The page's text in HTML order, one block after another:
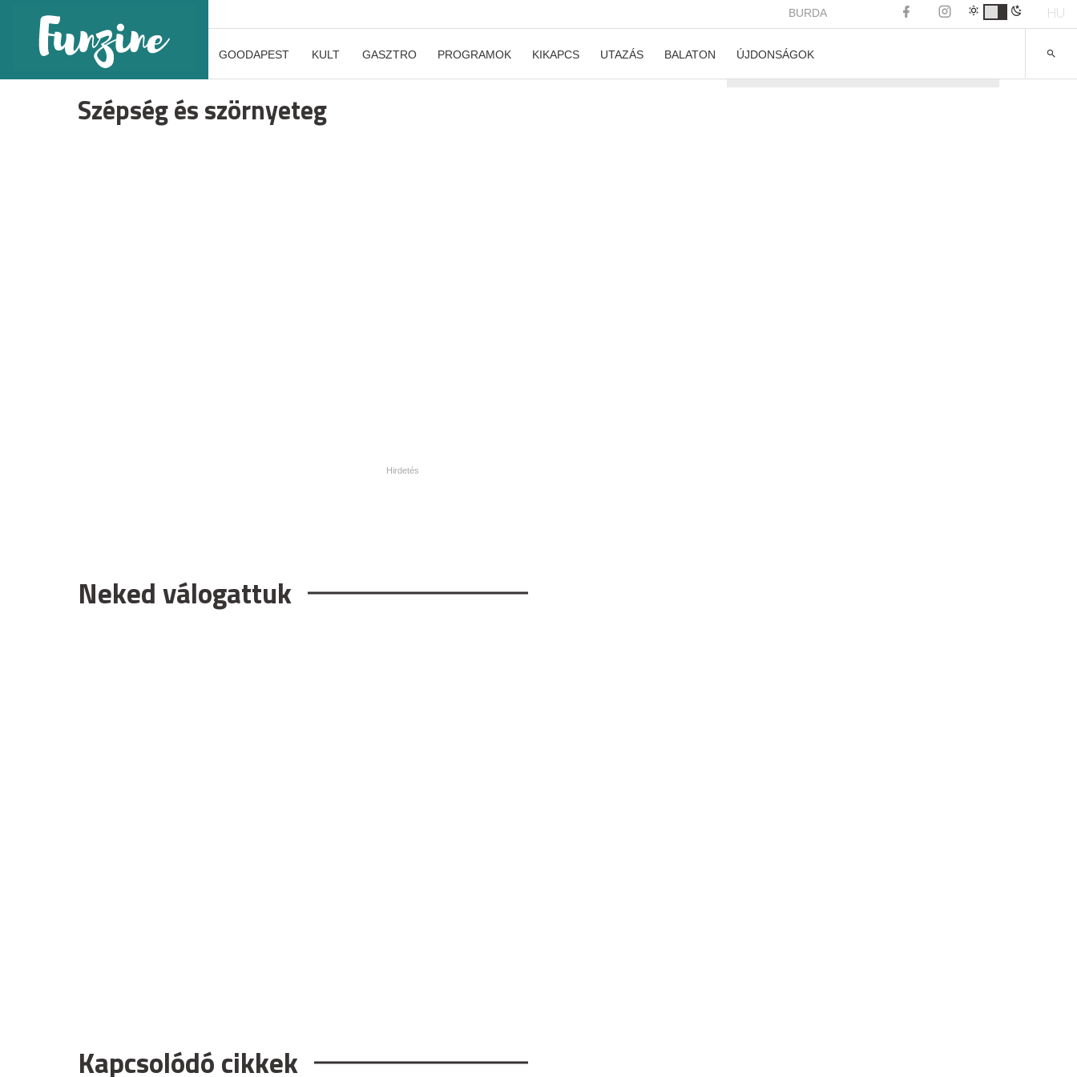
BURDA HU
GOODAPEST KULT GASZTRO PROGRAMOK KIKAPCS UTAZÁS BALATON ÚJDONSÁGOK
Szépség és szörnyeteg
Neked válogattuk
Kapcsolódó cikkek